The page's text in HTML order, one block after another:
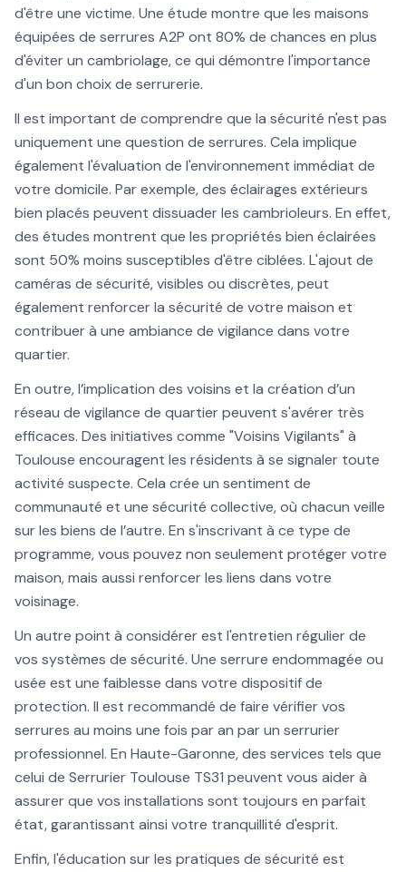
d'être une victime. Une étude montre que les maisons
équipées de serrures A2P ont 80% de chances en plus
d'éviter un cambriolage, ce qui démontre l'importance
d'un bon choix de serrurerie.
Il est important de comprendre que la sécurité n'est pas
uniquement une question de serrures. Cela implique
également l'évaluation de l'environnement immédiat de
votre domicile. Par exemple, des éclairages extérieurs
bien placés peuvent dissuader les cambrioleurs. En effet,
des études montrent que les propriétés bien éclairées
sont 50% moins susceptibles d'être ciblées. L'ajout de
caméras de sécurité, visibles ou discrètes, peut
également renforcer la sécurité de votre maison et
contribuer à une ambiance de vigilance dans votre
quartier.
En outre, l’implication des voisins et la création d’un
réseau de vigilance de quartier peuvent s'avérer très
efficaces. Des initiatives comme "Voisins Vigilants" à
Toulouse encouragent les résidents à se signaler toute
activité suspecte. Cela crée un sentiment de
communauté et une sécurité collective, où chacun veille
sur les biens de l’autre. En s'inscrivant à ce type de
programme, vous pouvez non seulement protéger votre
maison, mais aussi renforcer les liens dans votre
voisinage.
Un autre point à considérer est l'entretien régulier de
vos systèmes de sécurité. Une serrure endommagée ou
usée est une faiblesse dans votre dispositif de
protection. Il est recommandé de faire vérifier vos
serrures au moins une fois par an par un serrurier
professionnel. En Haute-Garonne, des services tels que
celui de Serrurier Toulouse TS31 peuvent vous aider à
assurer que vos installations sont toujours en parfait
état, garantissant ainsi votre tranquillité d'esprit.
Enfin, l'éducation sur les pratiques de sécurité est